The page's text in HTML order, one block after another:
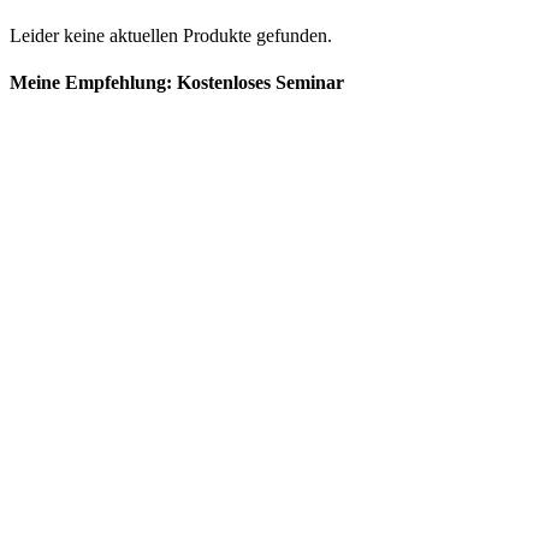
Leider keine aktuellen Produkte gefunden.
Meine Empfehlung: Kostenloses Seminar